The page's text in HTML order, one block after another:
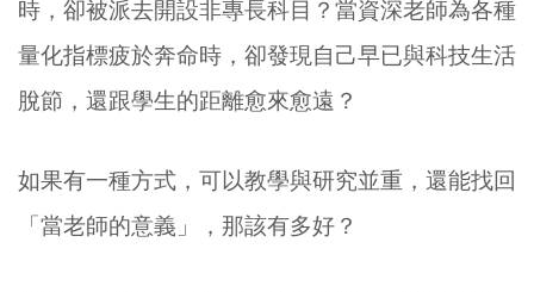
時，卻被派去開設非專長科目？當資深老師為各種
量化指標疲於奔命時，卻發現自己早已與科技生活
脫節，還跟學生的距離愈來愈遠？
如果有一種方式，可以教學與研究並重，還能找回
「當老師的意義」，那該有多好？